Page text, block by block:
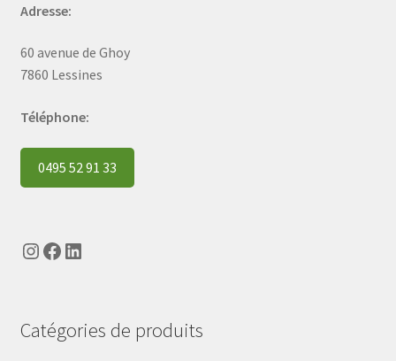
Adresse:
60 avenue de Ghoy
7860 Lessines
Téléphone:
0495 52 91 33
Instagram
Facebook
LinkedIn
Catégories de produits